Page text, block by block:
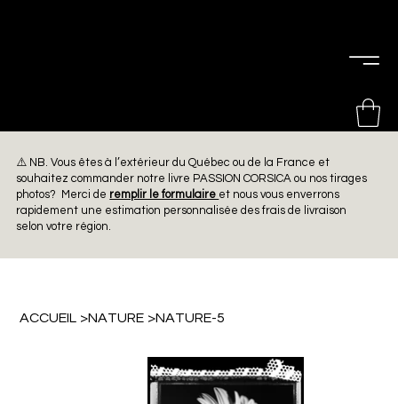
⚠️ NB. Vous êtes à l’extérieur du Québec ou de la France et
souhaitez commander notre livre PASSION CORSICA ou nos tirages
photos? Merci de remplir le formulaire et nous vous enverrons
rapidement une estimation personnalisée des frais de livraison
selon votre région.
ACCUEIL >NATURE >NATURE-5